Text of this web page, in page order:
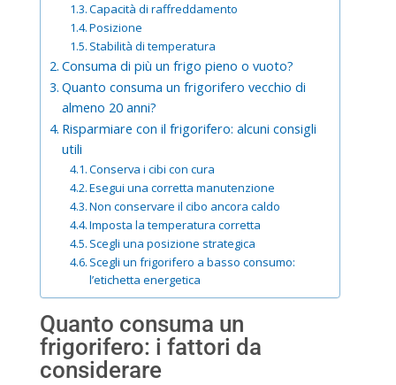
Capacità di raffreddamento
Posizione
Stabilità di temperatura
Consuma di più un frigo pieno o vuoto?
Quanto consuma un frigorifero vecchio di
almeno 20 anni?
Risparmiare con il frigorifero: alcuni consigli
utili
Conserva i cibi con cura
Esegui una corretta manutenzione
Non conservare il cibo ancora caldo
Imposta la temperatura corretta
Scegli una posizione strategica
Scegli un frigorifero a basso consumo:
l’etichetta energetica
Quanto consuma un
frigorifero: i fattori da
considerare